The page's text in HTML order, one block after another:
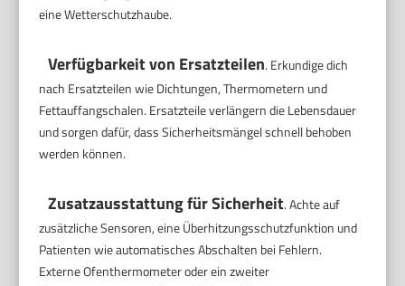
eine Wetterschutzhaube.
Verfügbarkeit von Ersatzteilen. Erkundige dich
nach Ersatzteilen wie Dichtungen, Thermometern und
Fettauffangschalen. Ersatzteile verlängern die Lebensdauer
und sorgen dafür, dass Sicherheitsmängel schnell behoben
werden können.
Zusatzausstattung für Sicherheit. Achte auf
zusätzliche Sensoren, eine Überhitzungsschutzfunktion und
Patienten wie automatisches Abschalten bei Fehlern.
Externe Ofenthermometer oder ein zweiter